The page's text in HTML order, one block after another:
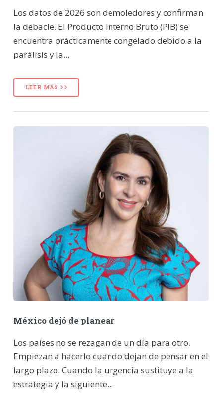
Los datos de 2026 son demoledores y confirman
la debacle. El Producto Interno Bruto (PIB) se
encuentra prácticamente congelado debido a la
parálisis y la...
LEER MÁS
México dejó de planear
Los países no se rezagan de un día para otro.
Empiezan a hacerlo cuando dejan de pensar en el
largo plazo. Cuando la urgencia sustituye a la
estrategia y la siguiente...